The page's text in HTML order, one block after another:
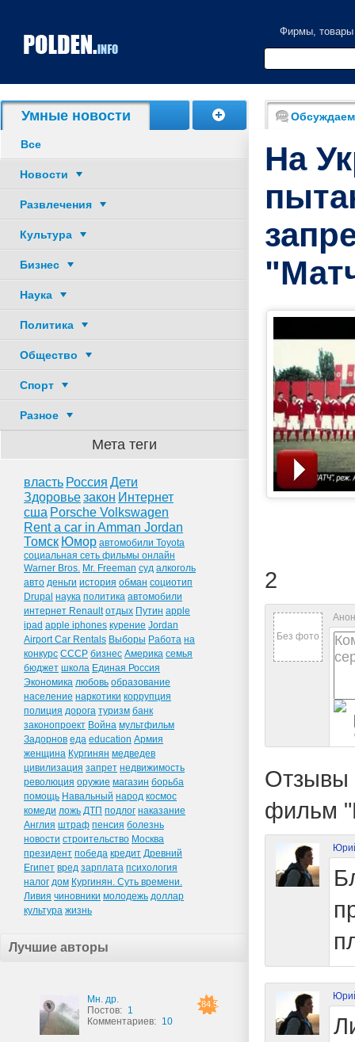
Фирмы, товары
Умные новости
Все
Новости
Развлечения
Культура
Бизнес
Наука
Политика
Общество
Спорт
Разное
Мета теги
власть Россия Дети
Здоровьезакон Интернет
сша Porsche Volkswagen
Rent a car in Amman Jordan
Томск Юмор автомобили Toyota
социальная сеть фильмы онлайн
Warner Bros. Mr. Freeman суд алкоголь
авто деньги история обман социотип
Drupal наука политика автомобили
интернет Renault отдых Путин apple
ipad apple iphones курение Jordan
Airport Car Rentals Выборы Работа на
конкурс СССР бизнес Америка семья
бюджет школа Единая Россия
Экономика любовь образование
население наркотики коррупция
полиция дорога туризм банк
законопроект Война мультфильм
Задорнов еда education Армия
женщина Кургинян медведев
цивилизация запрет недвижимость
революция оружие магазин борьба
помощь Навальный народ космос
комеди ложь ДТП подлог наказание
Англия штраф пенсия болезнь
новости строительство Москва
президент победа кредит Древний
Египет вред зарплата психология
налог дом Кургинян. Суть времени.
Ливия чиновники молодежь доллар
культура жизнь
Лучшие авторы
84.5
Мн. др.
Постов: 1
Комментариев: 10
Обсуждаем
На
2
Без фото
Отзывы
фильм